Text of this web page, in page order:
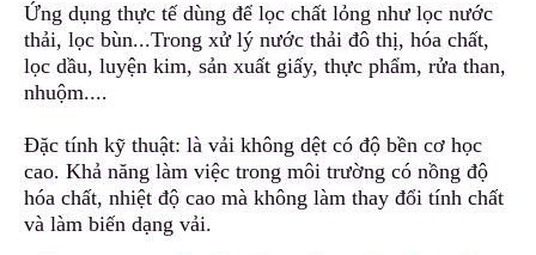
Ứng dụng thực tế dùng để lọc chất lỏng như lọc nước
thải, lọc bùn...Trong xử lý nước thải đô thị, hóa chất,
lọc dầu, luyện kim, sản xuất giấy, thực phẩm, rửa than,
nhuộm....
Đặc tính kỹ thuật: là vải không dệt có độ bền cơ học
cao. Khả năng làm việc trong môi trường có nồng độ
hóa chất, nhiệt độ cao mà không làm thay đổi tính chất
và làm biến dạng vải.